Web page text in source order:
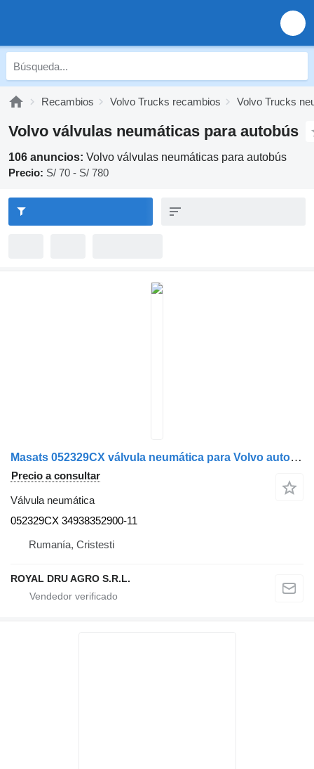
Recambios Volvo Trucks recambios Volvo Trucks
Volvo válvulas neumáticas para autobús
106 anuncios: Volvo válvulas neumáticas para autobús
Precio: S/ 70 - S/ 780
Masats 052329CX válvula neumática para Volvo autobús
Precio a consultar
Válvula neumática
052329CX 34938352900-11
Rumanía, Cristesti
ROYAL DRU AGRO S.R.L.